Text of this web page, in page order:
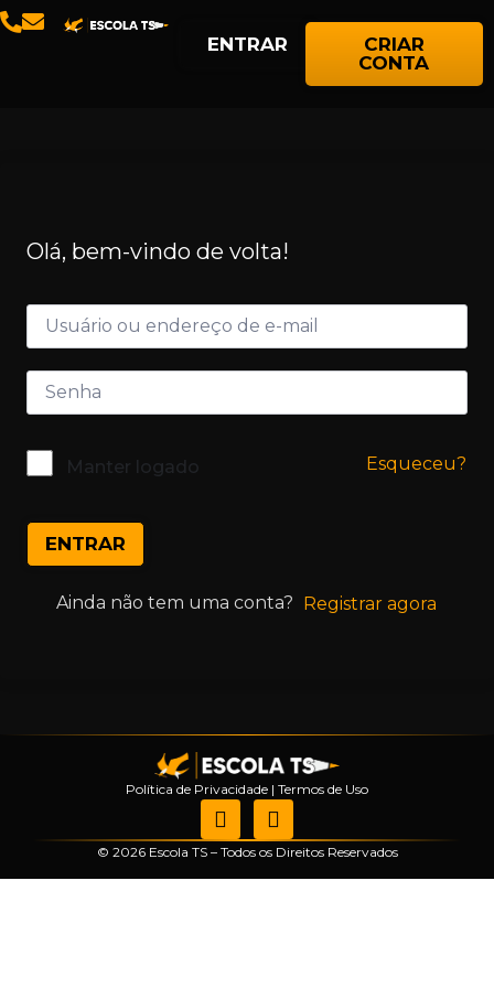
ENTRAR
CRIAR
CONTA
Olá, bem-vindo de volta!
Manter logado Esqueceu?
ENTRAR
Ainda não tem uma conta? Registrar agora
Política de Privacidade | Termos de Uso
© 2026 Escola TS – Todos os Direitos Reservados